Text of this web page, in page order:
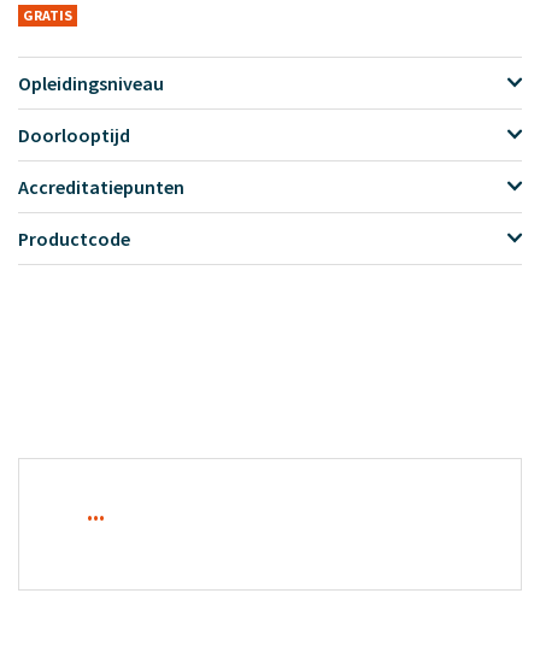
GRATIS
Opleidingsniveau
Doorlooptijd
Accreditatiepunten
Productcode
...